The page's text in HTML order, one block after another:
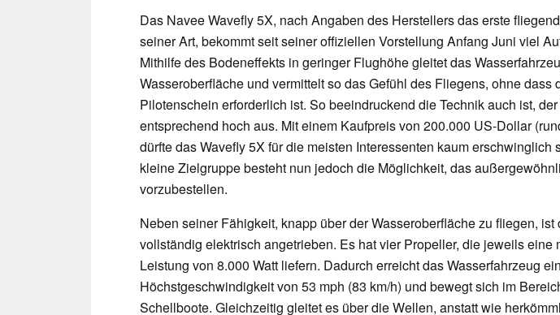
Das Navee Wavefly 5X, nach Angaben des Herstellers das erste
seiner Art, bekommt seit seiner offiziellen Vorstellung Anfang Juni viel
Mithilfe des Bodeneffekts in geringer Flughöhe gleitet das
Wasseroberfläche und vermittelt so das Gefühl des Fliegens, ohne dass
Pilotenschein erforderlich ist. So beeindruckend die Technik auch ist,
entsprechend hoch aus. Mit einem Kaufpreis von 200.000 US-Dollar
dürfte das Wavefly 5X für die meisten Interessenten kaum erschwinglich
kleine Zielgruppe besteht nun jedoch die Möglichkeit, das
vorzubestellen.
Neben seiner Fähigkeit, knapp über der Wasseroberfläche zu fliegen, ist
vollständig elektrisch angetrieben. Es hat vier Propeller, die jeweils eine
Leistung von 8.000 Watt liefern. Dadurch erreicht das Wasserfahrzeug
Höchstgeschwindigkeit von 53 mph (83 km/h) und bewegt sich im
Schellboote. Gleichzeitig gleitet es über die Wellen, anstatt wie